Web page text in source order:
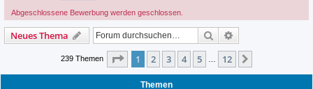
Abgeschlossene Bewerbung werden geschlossen.
Neues Thema Suche
239 Themen Seite 1von 12
1 2 3 4 5 12
Themen